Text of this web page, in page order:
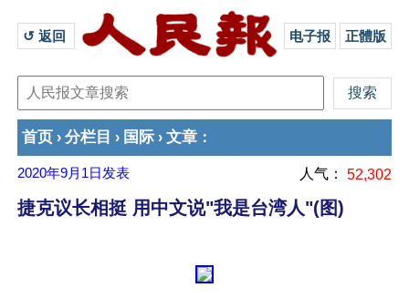
↺ 返回 电子报 正體版
首页 › 分栏目 › 国际 › 文章 ：
2020年9月1日 发表 人气： 52,302
捷克议长相挺 用中文说"我是台湾人"(图)